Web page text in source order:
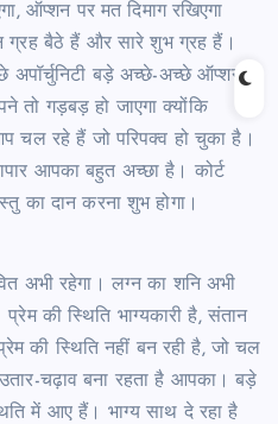
ऑप्शन पर मत दिमाग रखिएगा
ग्रह बैठे हैं और सारे शुभ ग्रह हैं।
बड़े अच्छे-अच्छे ऑप्शन
तो गड़बड़ हो जाएगा क्योंकि
चल रहे हैं जो परिपक्व हो चुका है।
आपका बहुत अच्छा है। कोर्ट
का दान करना शुभ होगा।
अभी रहेगा। लग्न का शनि अभी
की स्थिति भाग्यकारी है, संतान
की स्थिति नहीं बन रही है, जो चल
चढ़ाव बना रहता है आपका। बड़े
में आए हैं। भाग्य साथ दे रहा है